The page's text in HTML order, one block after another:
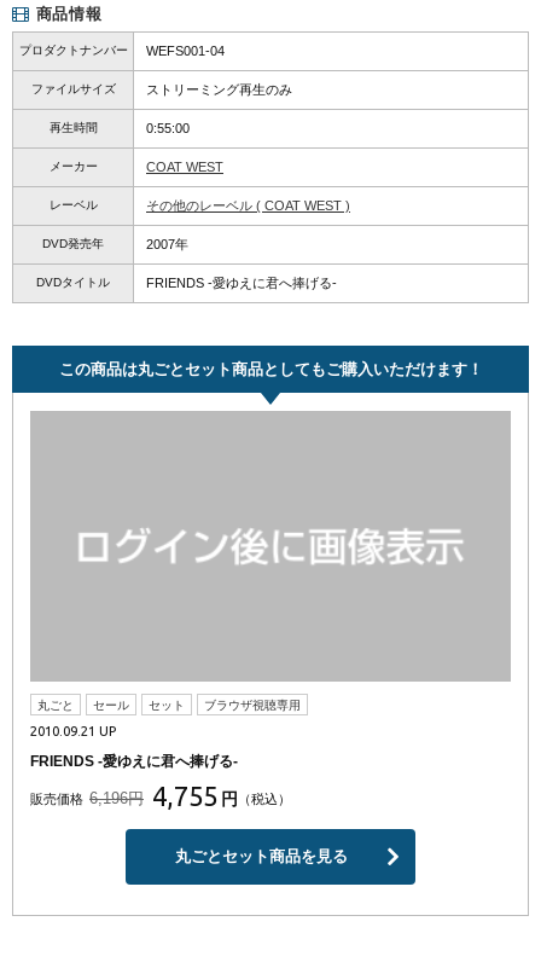
商品情報
プロダクトナンバー WEFS001-04
ファイルサイズ ストリーミング再生のみ
再生時間 0:55:00
メーカー COAT WEST
レーベル その他のレーベル ( COAT WEST )
DVD発売年 2007年
DVDタイトル FRIENDS -愛ゆえに君へ捧げる-
この商品は丸ごとセット商品としてもご購入いただけます！
丸ごと セール セット ブラウザ視聴専用
2010.09.21 UP
FRIENDS -愛ゆえに君へ捧げる-
販売価格 6,196円 4,755 円 （税込）
丸ごとセット商品を見る